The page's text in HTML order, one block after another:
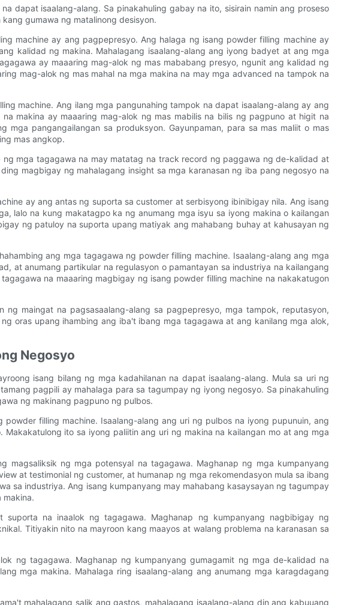
dapat isaalang-alang. Sa pinakahuling gabay na ito, sisirain namin ang proseso
gumawa ng matalinong desisyon.
machine ay ang pagpepresyo. Ang halaga ng isang powder filling machine ay
kalidad ng makina. Mahalagang isaalang-alang ang iyong badyet at ang mga
ay maaaring mag-alok ng mas mababang presyo, ngunit ang kalidad ng
mag-alok ng mas mahal na mga makina na may mga advanced na tampok na
machine. Ang ilang mga pangunahing tampok na dapat isaalang-alang ay ang
makina ay maaaring mag-alok ng mas mabilis na bilis ng pagpuno at higit na
pangangailangan sa produksyon. Gayunpaman, para sa mas maliit o mas
mas angkop.
mga tagagawa na may matatag na track record ng paggawa ng de-kalidad at
magbigay ng mahalagang insight sa mga karanasan ng iba pang negosyo na
ay ang antas ng suporta sa customer at serbisyong ibinibigay nila. Ang isang
lalo na kung makatagpo ka ng anumang mga isyu sa iyong makina o kailangan
ng patuloy na suporta upang matiyak ang mahabang buhay at kahusayan ng
ang mga tagagawa ng powder filling machine. Isaalang-alang ang mga
at anumang partikular na regulasyon o pamantayan sa industriya na kailangang
na maaaring magbigay ng isang powder filling machine na nakakatugon
maingat na pagsasaalang-alang sa pagpepresyo, mga tampok, reputasyon,
oras upang ihambing ang iba't ibang mga tagagawa at ang kanilang mga alok,
Negosyo
isang bilang ng mga kadahilanan na dapat isaalang-alang. Mula sa uri ng
pagpili ay mahalaga para sa tagumpay ng iyong negosyo. Sa pinakahuling
ng makinang pagpuno ng pulbos.
filling machine. Isaalang-alang ang uri ng pulbos na iyong pupunuin, ang
ito sa iyong paliitin ang uri ng makina na kailangan mo at ang mga
magsaliksik ng mga potensyal na tagagawa. Maghanap ng mga kumpanyang
at testimonial ng customer, at humanap ng mga rekomendasyon mula sa ibang
sa industriya. Ang isang kumpanyang may mahabang kasaysayan ng tagumpay
makina.
na inaalok ng tagagawa. Maghanap ng kumpanyang nagbibigay ng
Titiyakin nito na mayroon kang maayos at walang problema na karanasan sa
ng tagagawa. Maghanap ng kumpanyang gumagamit ng mga de-kalidad na
mga makina. Mahalaga ring isaalang-alang ang anumang mga karagdagang
mahalagang salik ang gastos, mahalagang isaalang-alang din ang kabuuang